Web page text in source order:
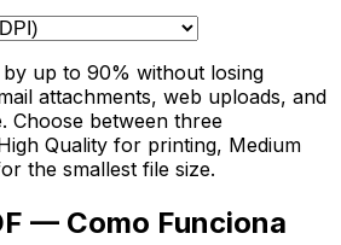
by up to 90% without losing
attachments, web uploads, and
Choose between three
Quality for printing, Medium
the smallest file size.
— Como Funciona